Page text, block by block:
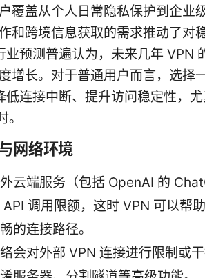
覆盖从个人日常隐私保护到企业
和跨境信息获取的需求推动了对
业预测普遍认为，未来几年 VPN
增长。对于普通用户而言，选择
低连接中断、提升访问稳定性，
网络环境
云端服务（包括 OpenAI 的
调用限额，这时 VPN 可以帮
的连接路径。
会对外部 VPN 连接进行限制或